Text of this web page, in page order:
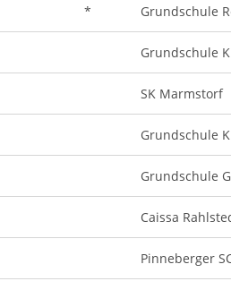
* Grundschule
Grundschule
SK Marmstorf
Grundschule
Grundschule
Caissa
Pinneberger